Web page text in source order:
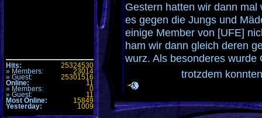
Hits: 25324530
» Members: 23014
» Guest: 25301516
Online: 11
» Members: 0
» Guest: 11
Most Online: 15849
Yesterday: 1009
Gestern hatten wir dann
es gegen die Jungs und
einige Member von [UFE]
ham wir dann gleich deren
wurz. Als besonderes
trotzdem
konnten